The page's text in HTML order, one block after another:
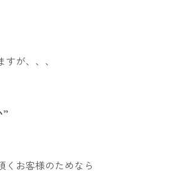
が、、、
”
くお客様のためなら